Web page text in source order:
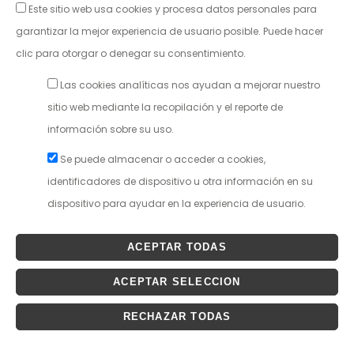
CIF: P5030302C
50001 Zaragoza
teatroprincipal@pmaei.es
Janto Ticketing Software. Todos los derechos reservados,2026
Condiciones Generales
Este sitio web usa cookies y procesa datos personales para
garantizar la mejor experiencia de usuario posible. Puede hacer
clic para otorgar o denegar su consentimiento.
Las cookies analíticas nos ayudan a mejorar nuestro
sitio web mediante la recopilación y el reporte de
información sobre su uso.
Se puede almacenar o acceder a cookies,
identificadores de dispositivo u otra información en su
dispositivo para ayudar en la experiencia de usuario.
ACEPTAR TODAS
ACEPTAR SELECCION
RECHAZAR TODAS